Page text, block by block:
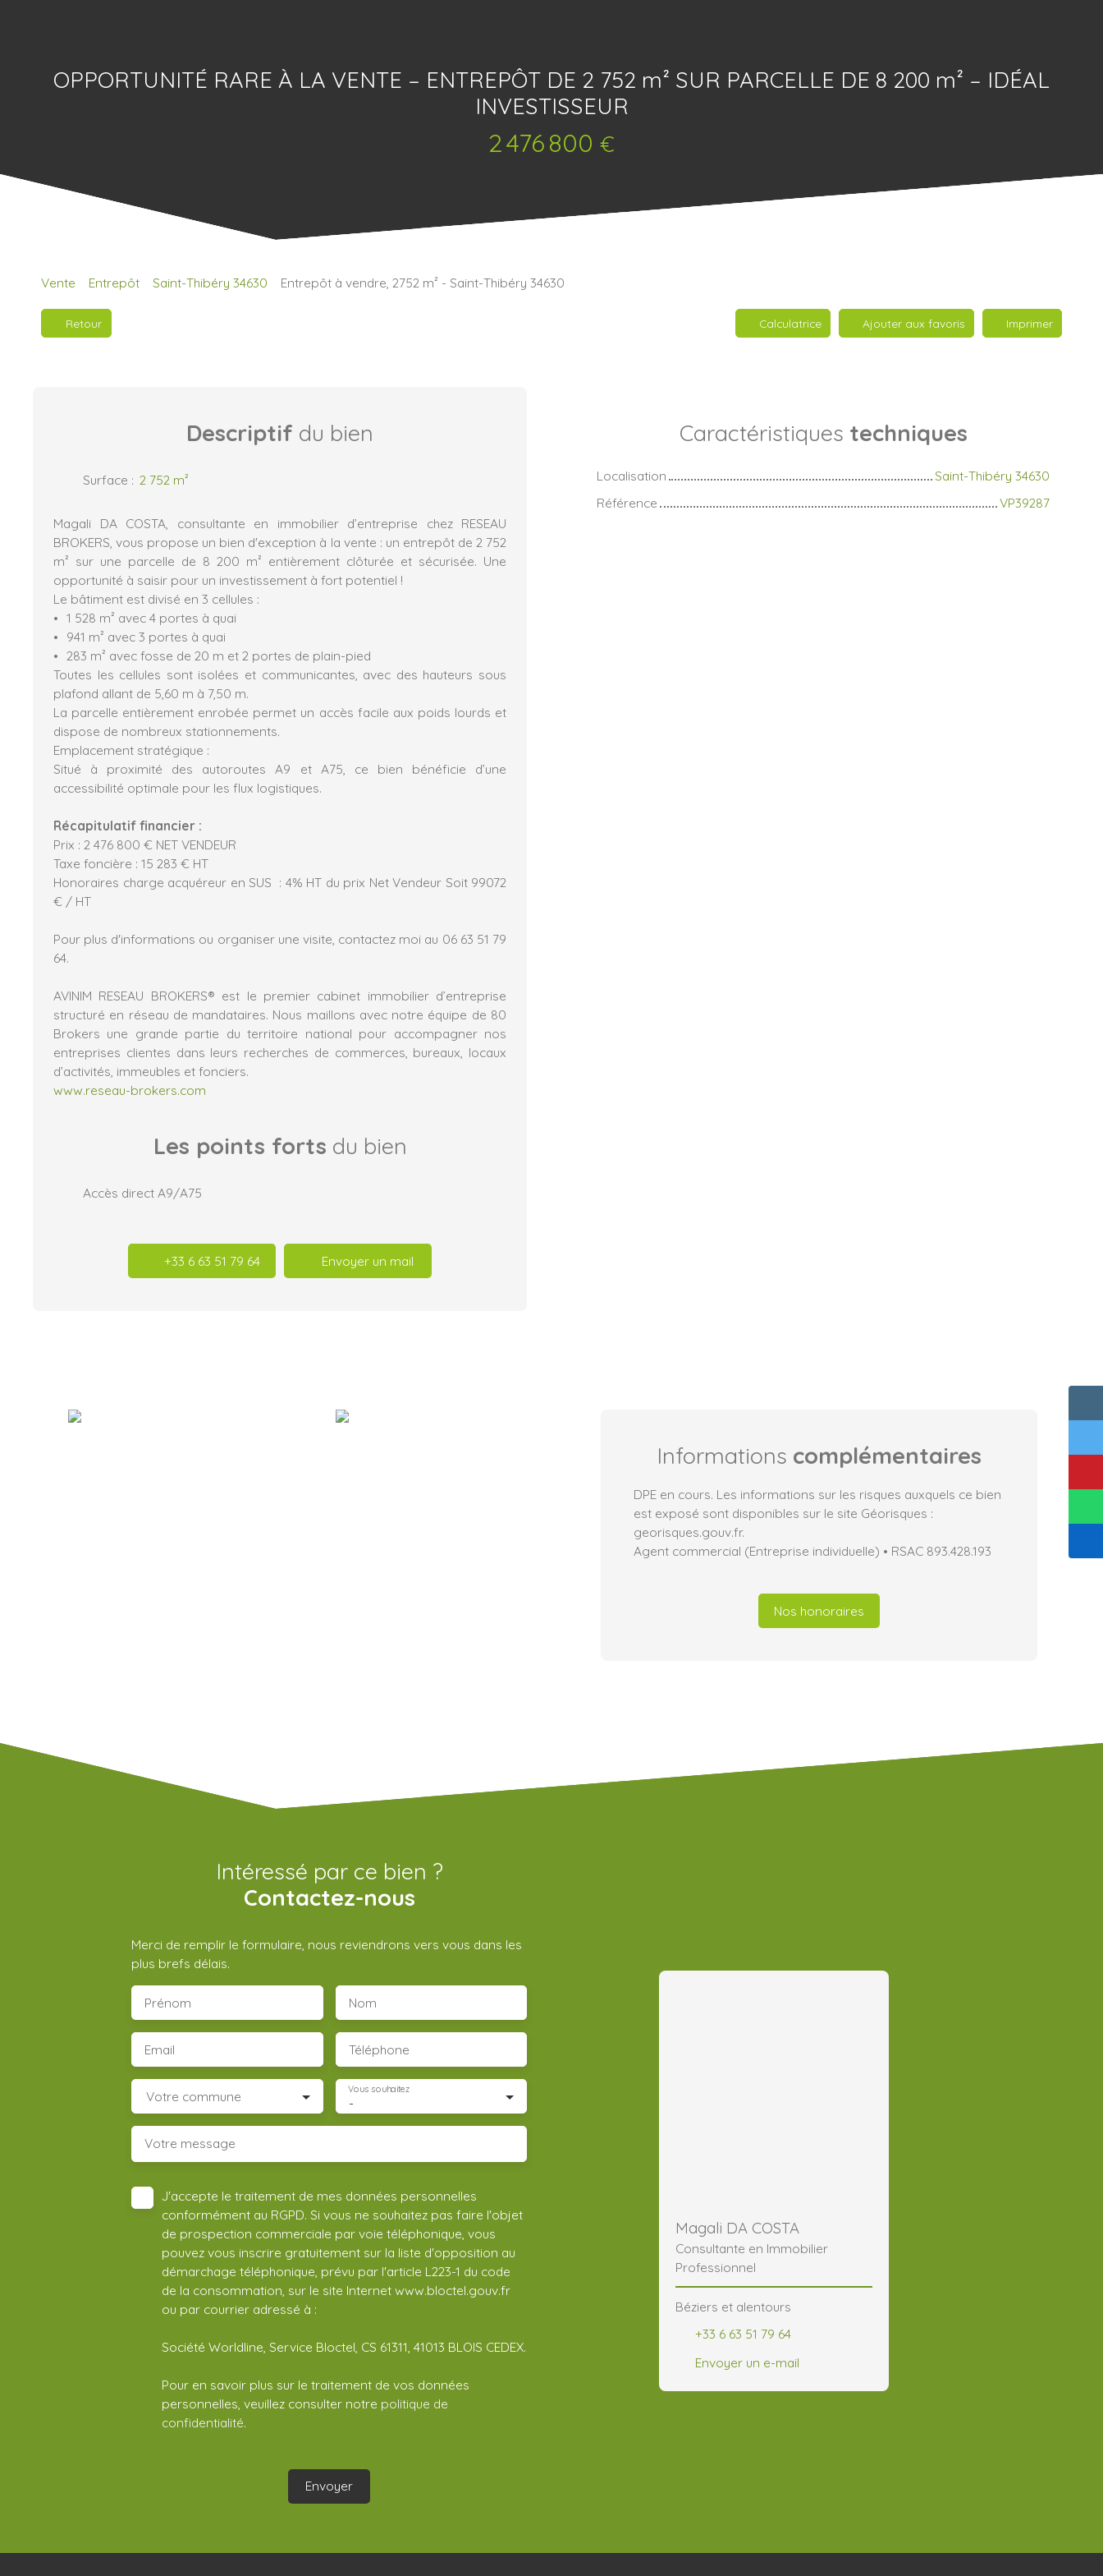
OPPORTUNITÉ RARE À LA VENTE – ENTREPÔT DE 2 752 m² SUR PARCELLE DE 8 200 m² – IDÉAL
INVESTISSEUR
2 476 800 €
Vente Entrepôt Saint-Thibéry 34630 Entrepôt à vendre, 2752 m² - Saint-Thibéry 34630
Retour Calculatrice Ajouter aux favoris Imprimer
Descriptif du bien
Surface : 2 752 m²
Magali DA COSTA, consultante en immobilier d’entreprise chez RESEAU
BROKERS, vous propose un bien d'exception à la vente : un entrepôt de 2 752
m² sur une parcelle de 8 200 m² entièrement clôturée et sécurisée. Une
opportunité à saisir pour un investissement à fort potentiel !
Le bâtiment est divisé en 3 cellules :
1 528 m² avec 4 portes à quai
941 m² avec 3 portes à quai
283 m² avec fosse de 20 m et 2 portes de plain-pied
Toutes les cellules sont isolées et communicantes, avec des hauteurs sous
plafond allant de 5,60 m à 7,50 m.
La parcelle entièrement enrobée permet un accès facile aux poids lourds et
dispose de nombreux stationnements.
Emplacement stratégique :
Situé à proximité des autoroutes A9 et A75, ce bien bénéficie d’une
accessibilité optimale pour les flux logistiques.
Récapitulatif financier :
Prix : 2 476 800 € NET VENDEUR
Taxe foncière : 15 283 € HT
Honoraires charge acquéreur en SUS : 4% HT du prix Net Vendeur Soit 99072
€ / HT
Pour plus d'informations ou organiser une visite, contactez moi au 06 63 51 79
64.
AVINIM RESEAU BROKERS® est le premier cabinet immobilier d’entreprise
structuré en réseau de mandataires. Nous maillons avec notre équipe de 80
Brokers une grande partie du territoire national pour accompagner nos
entreprises clientes dans leurs recherches de commerces, bureaux, locaux
d’activités, immeubles et fonciers.
www.reseau-brokers.com
Les points forts du bien
Accès direct A9/A75
+33 6 63 51 79 64 Envoyer un mail
Caractéristiques techniques
Localisation
Saint-Thibéry 34630
Référence
VP39287
Informations complémentaires
DPE en cours. Les informations sur les risques auxquels ce bien
est exposé sont disponibles sur le site Géorisques :
georisques.gouv.fr.
Agent commercial (Entreprise individuelle) • RSAC 893.428.193
Nos honoraires
Intéressé par ce bien ?
Contactez-nous
Merci de remplir le formulaire, nous reviendrons vers vous dans les
plus brefs délais.
Prénom Nom
Email Téléphone
Votre commune -
Vous souhaitez
Votre message
J'accepte le traitement de mes données personnelles
conformément au RGPD. Si vous ne souhaitez pas faire l'objet
de prospection commerciale par voie téléphonique, vous
pouvez vous inscrire gratuitement sur la liste d'opposition au
démarchage téléphonique, prévu par l'article L223-1 du code
de la consommation, sur le site Internet www.bloctel.gouv.fr
ou par courrier adressé à :
Société Worldline, Service Bloctel, CS 61311, 41013 BLOIS CEDEX.
Pour en savoir plus sur le traitement de vos données
personnelles, veuillez consulter notre politique de
confidentialité.
Envoyer
Magali DA COSTA
Consultante en Immobilier
Professionnel
Béziers et alentours
+33 6 63 51 79 64
Envoyer un e-mail